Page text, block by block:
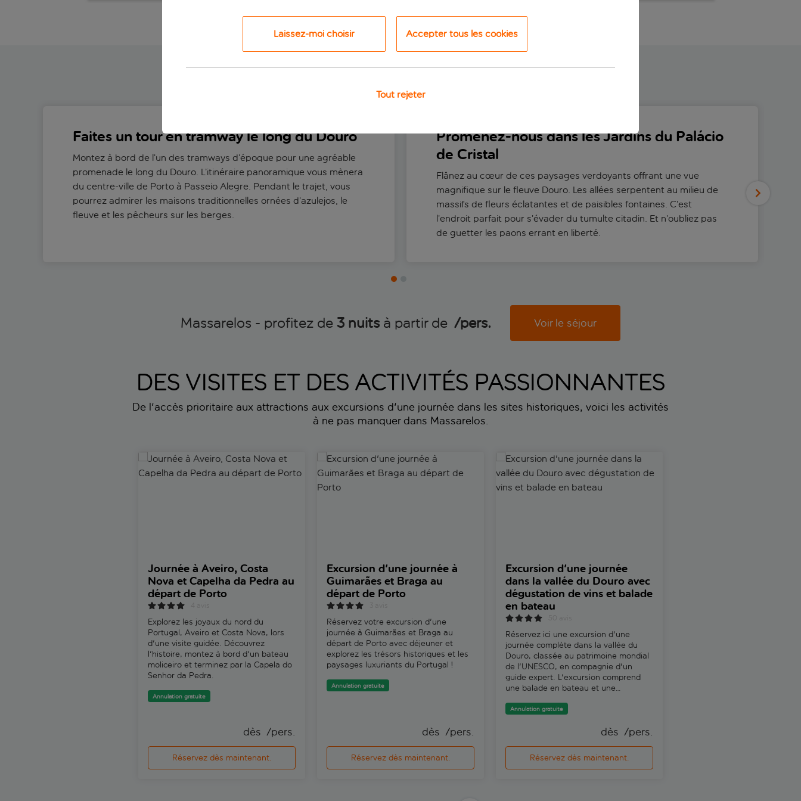
Faites un tour en tramway le long du Douro
Montez à bord de l’un des tramways d’époque pour une agréable
promenade le long du Douro. L’itinéraire panoramique vous mènera
du centre-ville de Porto à Passeio Alegre. Pendant le trajet, vous
pourrez admirer les maisons traditionnelles ornées d’azulejos, le
fleuve et les pêcheurs sur les berges.
Promenez-nous dans les Jardins du Palácio
de Cristal
Flânez au cœur de ces paysages verdoyants offrant une vue
magnifique sur le fleuve Douro. Les allées serpentent au milieu de
massifs de fleurs éclatantes et de paisibles fontaines. C’est
l’endroit parfait pour s’évader du tumulte citadin. Et n’oubliez pas
de guetter les paons errant en liberté.
Massarelos - profitez de 3 nuits à partir de /pers. Voir le séjour
DES VISITES ET DES ACTIVITÉS PASSIONNANTES
De l'accès prioritaire aux attractions aux excursions d'une journée dans les sites historiques, voici les activités
à ne pas manquer dans Massarelos.
Journée à Aveiro, Costa Nova et Capelha da Pedra au départ de Porto
Journée à Aveiro, Costa
Nova et Capelha da Pedra au
départ de Porto
Explorez les joyaux du nord du
Portugal, Aveiro et Costa Nova, lors
d'une visite guidée. Découvrez
l'histoire, montez à bord d'un bateau
moliceiro et terminez par la Capela do
Senhor da Pedra.
Annulation gratuite
dès /pers.
Réservez dès maintenant.
Excursion d'une journée à Guimarães et Braga au départ de Porto
Excursion d'une journée à
Guimarães et Braga au
départ de Porto
Réservez votre excursion d'une
journée à Guimarães et Braga au
départ de Porto avec déjeuner et
explorez les trésors historiques et les
paysages luxuriants du Portugal !
Annulation gratuite
dès /pers.
Réservez dès maintenant.
Excursion d'une journée dans la vallée du Douro avec dégustation de
Excursion d'une journée
dans la vallée du Douro avec
dégustation de vins et balade
en bateau
Réservez ici une excursion d'une
journée complète dans la vallée du
Douro, classée au patrimoine mondial
de l'UNESCO, en compagnie d'un
guide expert. L'excursion comprend
une balade en bateau et une
Annulation gratuite
dès /pers.
Réservez dès maintenant.
Laissez-moi choisir Accepter tous les cookies
Tout rejeter